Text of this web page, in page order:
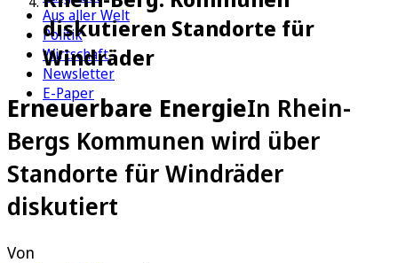
Aus aller Welt
Politik
Wirtschaft
Newsletter
E-Paper
diskutieren Standorte für
Windräder
Erneuerbare EnergieIn Rhein-
Bergs Kommunen wird über
Standorte für Windräder
diskutiert
Von